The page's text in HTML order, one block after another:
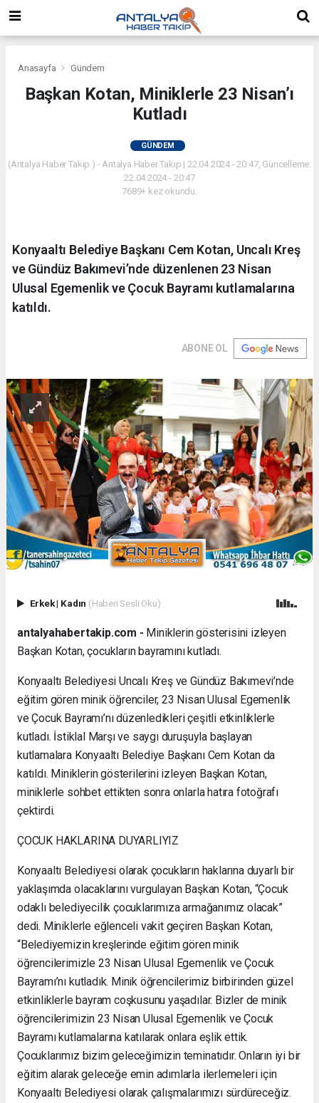
Anasayfa Gündem
Başkan Kotan, Miniklerle 23 Nisan’ı
Kutladı
GÜNDEM
(Antalya Haber Takip ) - Antalya Haber Takip | 22.04.2024 - 20:47, Güncelleme:
22.04.2024 - 20:47
7689+ kez okundu.
Konyaaltı Belediye Başkanı Cem Kotan, Uncalı Kreş
ve Gündüz Bakımevi’nde düzenlenen 23 Nisan
Ulusal Egemenlik ve Çocuk Bayramı kutlamalarına
katıldı.
ABONE OL
Erkek| Kadın (Haberi Sesli Oku)
antalyahabertakip.com - Miniklerin gösterisini izleyen
Başkan Kotan, çocukların bayramını kutladı.
Konyaaltı Belediyesi Uncalı Kreş ve Gündüz Bakımevi’nde
eğitim gören minik öğrenciler, 23 Nisan Ulusal Egemenlik
ve Çocuk Bayramı’nı düzenledikleri çeşitli etkinliklerle
kutladı. İstiklal Marşı ve saygı duruşuyla başlayan
kutlamalara Konyaaltı Belediye Başkanı Cem Kotan da
katıldı. Miniklerin gösterilerini izleyen Başkan Kotan,
miniklerle sohbet ettikten sonra onlarla hatıra fotoğrafı
çektirdi.
ÇOCUK HAKLARINA DUYARLIYIZ
Konyaaltı Belediyesi olarak çocukların haklarına duyarlı bir
yaklaşımda olacaklarını vurgulayan Başkan Kotan, “Çocuk
odaklı belediyecilik çocuklarımıza armağanımız olacak”
dedi. Miniklerle eğlenceli vakit geçiren Başkan Kotan,
“Belediyemizin kreşlerinde eğitim gören minik
öğrencilerimizle 23 Nisan Ulusal Egemenlik ve Çocuk
Bayramı’nı kutladık. Minik öğrencilerimiz birbirinden güzel
etkinliklerle bayram coşkusunu yaşadılar. Bizler de minik
öğrencilerimizin 23 Nisan Ulusal Egemenlik ve Çocuk
Bayramı kutlamalarına katılarak onlara eşlik ettik.
Çocuklarımız bizim geleceğimizin teminatıdır. Onların iyi bir
eğitim alarak geleceğe emin adımlarla ilerlemeleri için
Konyaaltı Belediyesi olarak çalışmalarımızı sürdüreceğiz.